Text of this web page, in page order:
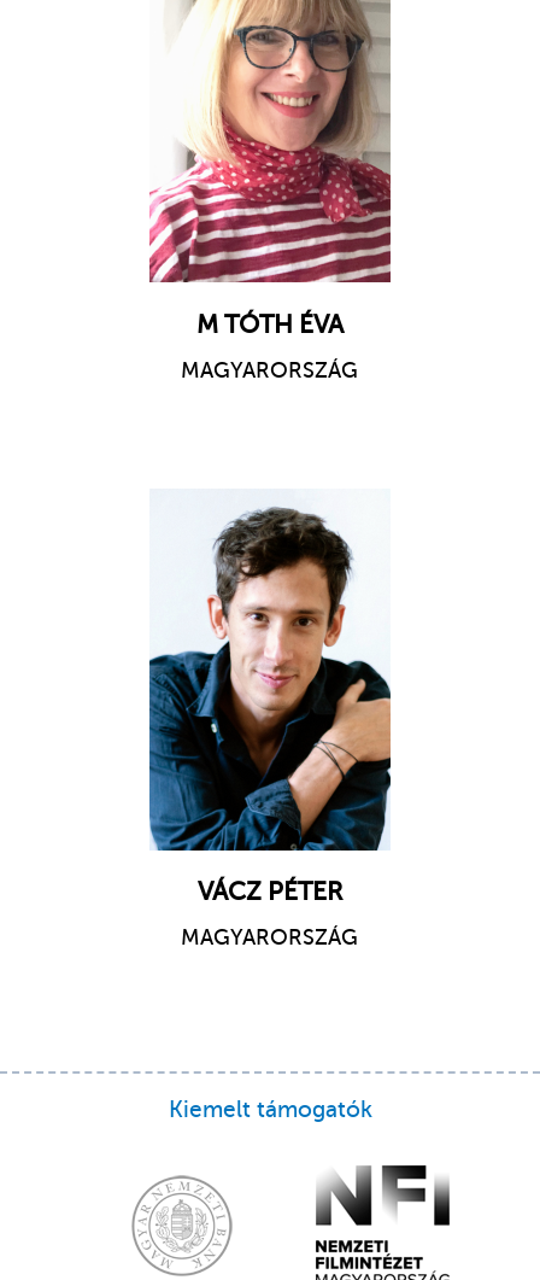
M TÓTH ÉVA
MAGYARORSZÁG
VÁCZ PÉTER
MAGYARORSZÁG
Kiemelt támogatók